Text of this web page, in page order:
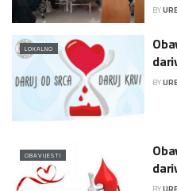
BY
LOKALNO
BY
OBAVIJESTI